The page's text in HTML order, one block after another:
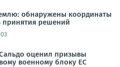
обнаружены координаты
принятия решений
оценил призывы
военному блоку ЕС